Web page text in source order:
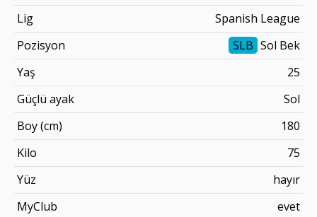
Lig
Spanish League
Pozisyon
SLB Sol Bek
Yaş
25
Güçlü ayak
Sol
Boy (cm)
180
Kilo
75
Yüz
hayır
MyClub
evet